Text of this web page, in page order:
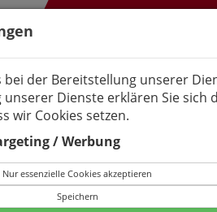
bei der Bereitstellung unserer
Dienste erklären Sie sich
wir Cookies setzen.
/ Werbung
Nur essenzielle Cookies akzeptieren
Speichern